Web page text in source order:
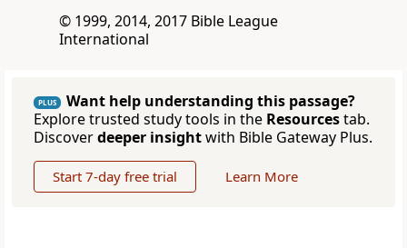
© 1999, 2014, 2017 Bible League
International
PLUS
Want help understanding this passage?
Explore trusted study tools in the Resourcestab.
Discoverdeeper insightwith Bible Gateway Plus.
Start 7-day free trial Learn More